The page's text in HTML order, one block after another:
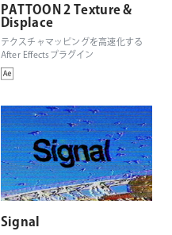
PATTOON 2 Texture &
Displace
テクスチャマッピングを高速化する
After Effectsプラグイン
Signal